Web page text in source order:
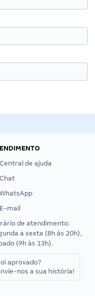
Central de ajuda
Chat
WhatsApp
E-mail
de atendimento:
a sexta (8h às 20h),
(9h às 13h).
aprovado?
nos a sua história!